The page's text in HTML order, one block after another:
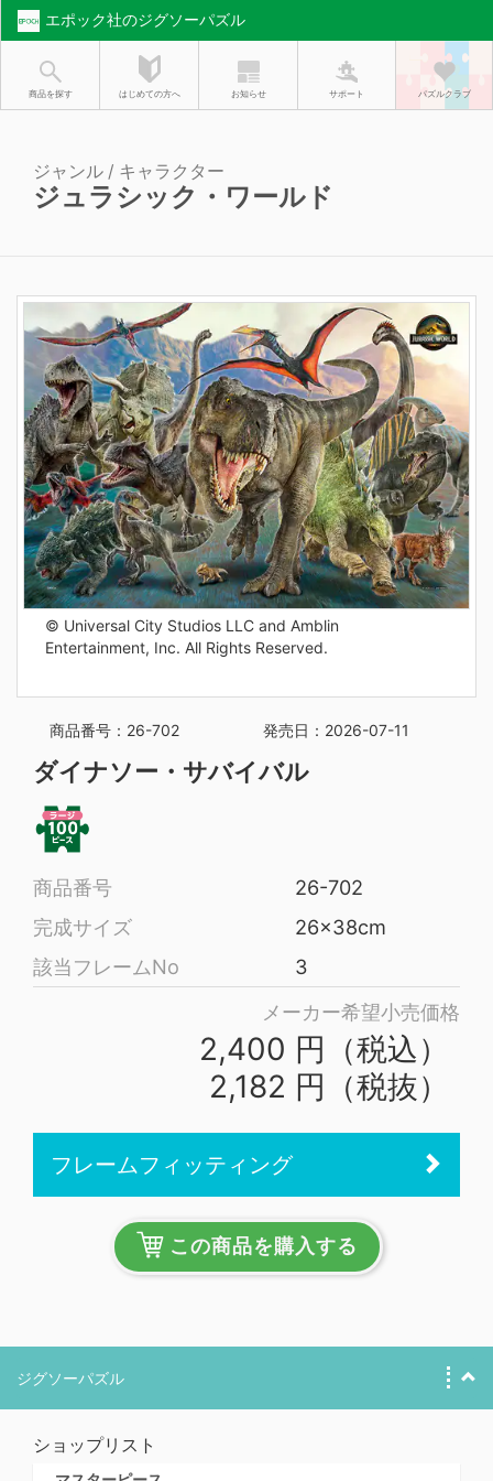
エポック社のジグソーパズル
商品を探す はじめての方へ お知らせ サポート パズルクラブ
ジャンル / キャラクター
ジュラシック・ワールド
© Universal City Studios LLC and Amblin
Entertainment, Inc. All Rights Reserved.
商品番号：26-702 発売日：2026-07-11
ダイナソー・サバイバル
商品番号
26-702
完成サイズ
26x38cm
該当フレームNo
3
メーカー希望小売価格
2,400 円（税込）
2,182 円（税抜）
フレームフィッティング
この商品を購入する
ジグソーパズル
ショップリスト